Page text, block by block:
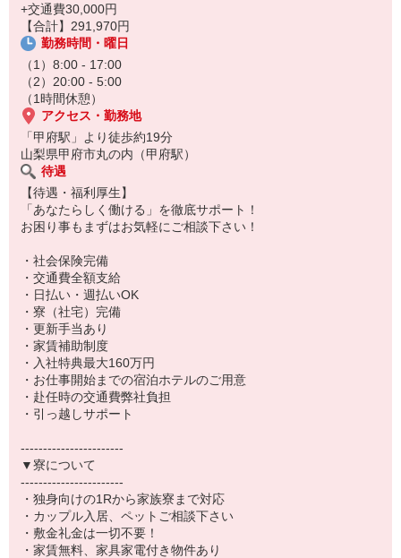
▼職場の雰囲気
・清掃が行き届いたキレイな職場
・食堂・売店あり！
→300〜400円でお腹いっぱい
・鍵付き個人ロッカー完備
▼一緒に働く社員について
【20代】約39％
【30代】約47％
【40代】約14％
スタッフの平均年齢は37.4歳。
若手中心に活躍
いただいている職場です！
【男女比】
男性6割：女性4割
+交通費30,000円
【合計】291,970円
勤務時間・曜日
（1）8:00 - 17:00
（2）20:00 - 5:00
（1時間休憩）
アクセス・勤務地
「甲府駅」より徒歩約19分
山梨県甲府市丸の内（甲府駅）
待遇
【待遇・福利厚生】
「あなたらしく働ける」を徹底サポート！
お困り事もまずはお気軽にご相談下さい！
・社会保険完備
・交通費全額支給
・日払い・週払いOK
・寮（社宅）完備
・更新手当あり
・家賃補助制度
・入社特典最大160万円
・お仕事開始までの宿泊ホテルのご用意
・赴任時の交通費弊社負担
・引っ越しサポート
-----------------------
▼寮について
-----------------------
・独身向けの1Rから家族寮まで対応
・カップル入居、ペットご相談下さい
・敷金礼金は一切不要！
・家賃無料、家具家電付き物件あり